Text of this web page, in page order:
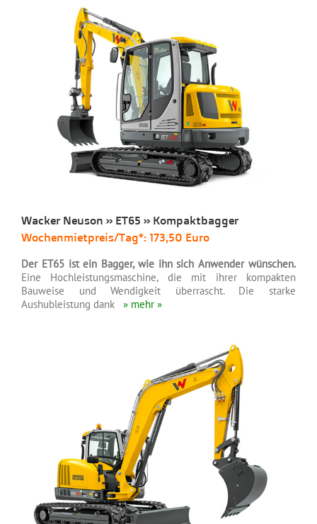
Wacker Neuson » ET65 » Kompaktbagger
Wochenmietpreis/Tag*: 173,50 Euro
Der ET65 ist ein Bagger, wie ihn sich Anwender wünschen.
Eine Hochleistungsmaschine, die mit ihrer kompakten
Bauweise und Wendigkeit überrascht. Die starke
Aushubleistung dank » mehr »